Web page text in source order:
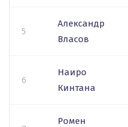
5
Александр
Власов
6
Наиро
Кинтана
Ромен